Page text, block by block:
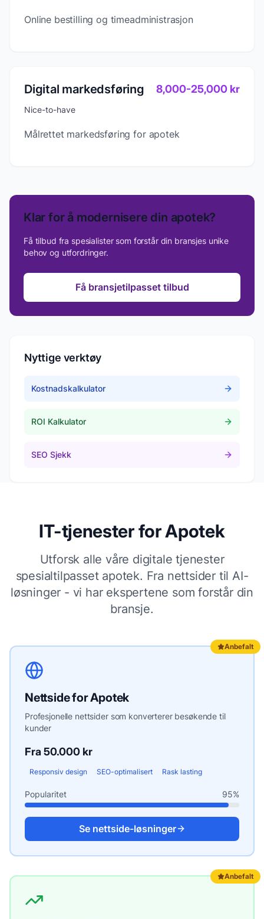
Online bestilling og timeadministrasjon
Digital markedsføring
Nice-to-have
8,000-25,000 kr
Målrettet markedsføring for apotek
Klar for å modernisere din apotek?
Få tilbud fra spesialister som forstår din bransjes unike
behov og utfordringer.
Få bransjetilpasset tilbud
Nyttige verktøy
Kostnadskalkulator
ROI Kalkulator
SEO Sjekk
IT-tjenester forApotek
Utforsk alle våre digitale tjenester
spesialtilpasset apotek. Fra nettsider til AI-
løsninger - vi har ekspertene som forstår din
bransje.
Anbefalt
NettsideforApotek
Profesjonelle nettsider som konverterer besøkende til
kunder
Fra 50.000 kr
Responsiv design SEO-optimalisert Rask lasting
Popularitet 95%
Se nettside-løsninger
Anbefalt